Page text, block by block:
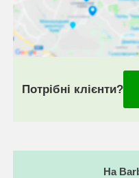
Потрібні клієнти?
На